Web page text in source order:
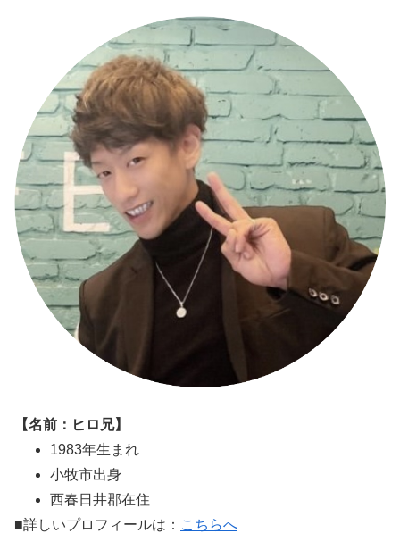
【名前：ヒロ兄】
1983年生まれ
小牧市出身
西春日井郡在住
■詳しいプロフィールは： こちらへ